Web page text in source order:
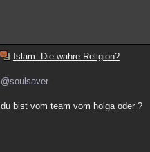
Islam: Die wahre Religion?
@soulsaver
du bist vom team vom holga oder ?